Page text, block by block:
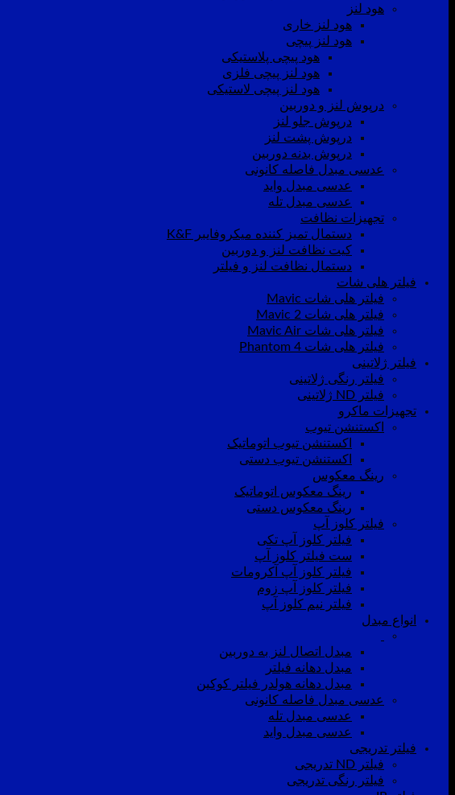
هود لنز
هود لنز خاری
هود لنز پیچی
هود پیچی پلاستیکی
هود لنز پیچی فلزی
هود لنز پیچی لاستیکی
درپوش لنز و دوربین
درپوش جلو لنز
درپوش پشت لنز
درپوش بدنه دوربین
عدسی مبدل فاصله کانونی
عدسی مبدل واید
عدسی مبدل تله
تجهیزات نظافت
دستمال تمیز کننده میکروفایبر K&F
کیت نظافت لنز و دوربین
دستمال نظافت لنز و فیلتر
فیلتر هلی شات
فیلتر هلی شات Mavic
فیلتر هلی شات Mavic 2
فیلتر هلی شات Mavic Air
فیلتر هلی شات Phantom 4
فیلتر ژلاتینی
فیلتر رنگی ژلاتینی
فیلتر ND ژلاتینی
تجهیزات ماکرو
اکستنشن تیوب
اکستنشن تیوب اتوماتیک
اکستنشن تیوب دستی
رینگ معکوس
رینگ معکوس اتوماتیک
رینگ معکوس دستی
فیلتر کلوز آپ
فیلتر کلوز آپ تکی
ست فیلتر کلوز آپ
فیلتر کلوز آپ آکرومات
فیلتر کلوز آپ زوم
فیلتر نیم کلوز آپ
انواع مبدل
مبدل اتصال لنز به دوربین
مبدل دهانه فیلتر
مبدل دهانه هولدر فیلتر کوکین
عدسی مبدل فاصله کانونی
عدسی مبدل تله
عدسی مبدل واید
فیلتر تدریجی
فیلتر ND تدریجی
فیلتر رنگی تدریجی